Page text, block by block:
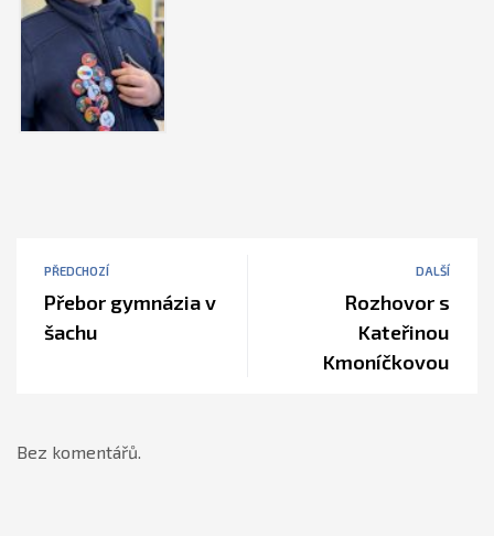
PŘEDCHOZÍ
Přebor gymnázia v
šachu
DALŠÍ
Rozhovor s
Kateřinou
Kmoníčkovou
Bez komentářů.